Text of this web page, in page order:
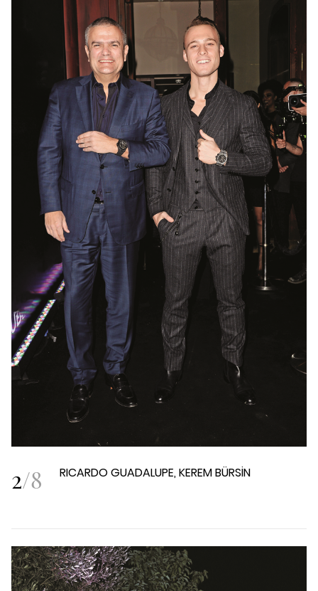
2/8 RICARDO GUADALUPE, KEREM BÜRSİN